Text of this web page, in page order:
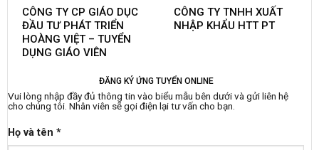
CÔNG TY CP GIÁO DỤC
ĐẦU TƯ PHÁT TRIỂN
HOÀNG VIỆT – TUYỂN
DỤNG GIÁO VIÊN
CÔNG TY TNHH XUẤT
NHẬP KHẨU HTT PT
ĐĂNG KÝ ỨNG TUYỂN ONLINE
Vui lòng nhập đầy đủ thông tin vào biểu mẫu bên dưới và gửi liên hệ
cho chúng tôi. Nhân viên sẽ gọi điện lại tư vấn cho bạn.
Họ và tên *